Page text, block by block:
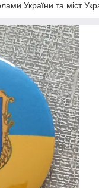
України та міст